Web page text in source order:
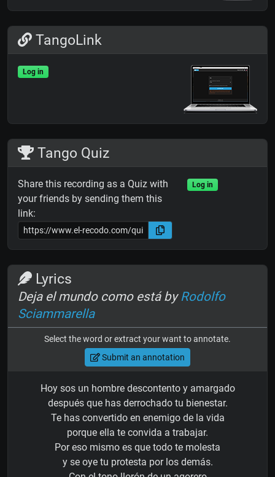
TangoLink
Log in
Tango Quiz
Share this recording as a Quiz with
your friends by sending them this
link:
Log in
Lyrics
Deja el mundo como está byRodolfo
Sciammarella
Select the word or extract your want to annotate.
Submit an annotation
Hoy sos un hombre descontento y amargado
después que has derrochado tu bienestar.
Te has convertido en enemigo de la vida
porque ella te convida a trabajar.
Por eso mismo es que todo te molesta
y se oye tu protesta por los demás.